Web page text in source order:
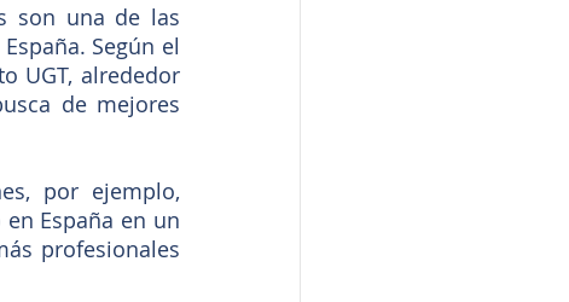
son una de las
Según el
UGT, alrededor
de mejores
por ejemplo,
España en un
profesionales